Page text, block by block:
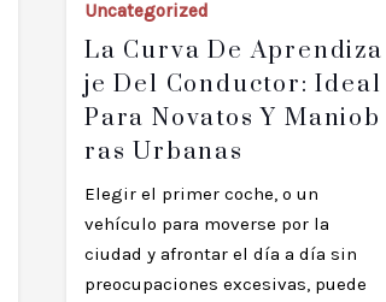
Uncategorized
La Curva De Aprendiza
Je Del Conductor: Ideal
Para Novatos Y Maniob
Ras Urbanas
Elegir el primer coche, o un
vehículo para moverse por la
ciudad y afrontar el día a día sin
preocupaciones excesivas, puede